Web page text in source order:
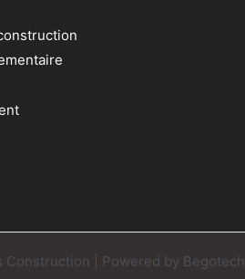
| Powered by Begotech